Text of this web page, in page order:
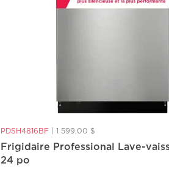
PDSH4816BF |1 599,00 $
Frigidaire Professional Lave-
24 po